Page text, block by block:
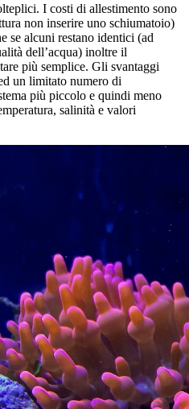
I costi di allestimento sono
non inserire uno schiumatoio)
se alcuni restano identici (ad
dell’acqua) inoltre il
più semplice. Gli svantaggi
un limitato numero di
più piccolo e quindi meno
salinità e valori